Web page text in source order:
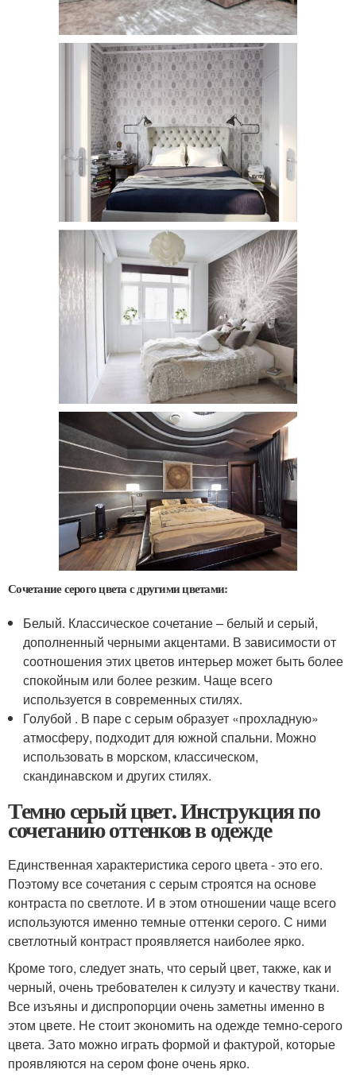
Сочетание серого цвета с другими цветами:
Белый. Классическое сочетание – белый и серый,
дополненный черными акцентами. В зависимости от
соотношения этих цветов интерьер может быть более
спокойным или более резким. Чаще всего
используется в современных стилях.
Голубой . В паре с серым образует «прохладную»
атмосферу, подходит для южной спальни. Можно
использовать в морском, классическом,
скандинавском и других стилях.
Темно серый цвет. Инструкция по
сочетанию оттенков в одежде
Единственная характеристика серого цвета - это его.
Поэтому все сочетания с серым строятся на основе
контраста по светлоте. И в этом отношении чаще всего
используются именно темные оттенки серого. С ними
светлотный контраст проявляется наиболее ярко.
Кроме того, следует знать, что серый цвет, также, как и
черный, очень требователен к силуэту и качеству ткани.
Все изъяны и диспропорции очень заметны именно в
этом цвете. Не стоит экономить на одежде темно-серого
цвета. Зато можно играть формой и фактурой, которые
проявляются на сером фоне очень ярко.